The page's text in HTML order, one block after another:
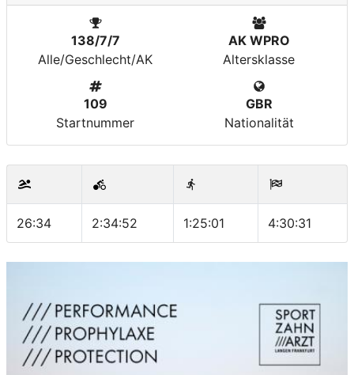
138/7/7
Alle/Geschlecht/AK
AK WPRO
Altersklasse
109
Startnummer
GBR
Nationalität
26:34 2:34:52 1:25:01 4:30:31